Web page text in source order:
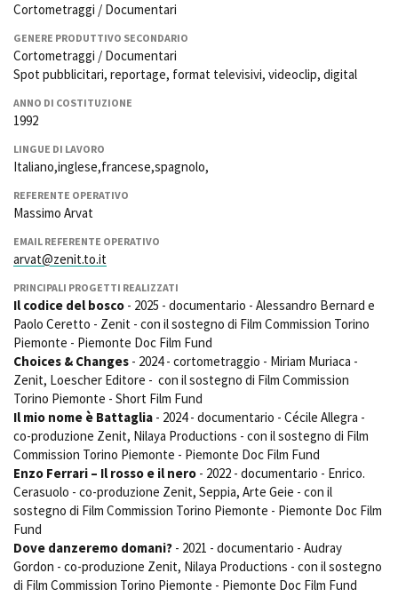
BOOK DATABASE
NEWS
CASTING
per affidamento lavori in
Amministrazione trasparente
Bandi e gare
Privacy
Cookie policy
Whistleblowing
Credits
Cortometraggi / Documentari
GENERE PRODUTTIVO SECONDARIO
Cortometraggi / Documentari
Spot pubblicitari, reportage, format televisivi, videoclip, digital
ANNO DI COSTITUZIONE
1992
LINGUE DI LAVORO
Italiano,inglese,francese,spagnolo,
REFERENTE OPERATIVO
Massimo Arvat
EMAIL REFERENTE OPERATIVO
arvat@zenit.to.it
PRINCIPALI PROGETTI REALIZZATI
Il codice del bosco - 2025 - documentario - Alessandro Bernard e
Paolo Ceretto - Zenit - con il sostegno di Film Commission Torino
Piemonte - Piemonte Doc Film Fund
Choices & Changes - 2024 - cortometraggio - Miriam Muriaca -
Zenit, Loescher Editore - con il sostegno di Film Commission
Torino Piemonte - Short Film Fund
Il mio nome è Battaglia - 2024 - documentario - Cécile Allegra -
co-produzione Zenit, Nilaya Productions - con il sostegno di Film
Commission Torino Piemonte - Piemonte Doc Film Fund
Enzo Ferrari – Il rosso e il nero - 2022 - documentario - Enrico.
Cerasuolo - co-produzione Zenit, Seppia, Arte Geie - con il
sostegno di Film Commission Torino Piemonte - Piemonte Doc Film
Fund
Dove danzeremo domani? - 2021 - documentario - Audray
Gordon - co-produzione Zenit, Nilaya Productions - con il sostegno
di Film Commission Torino Piemonte - Piemonte Doc Film Fund